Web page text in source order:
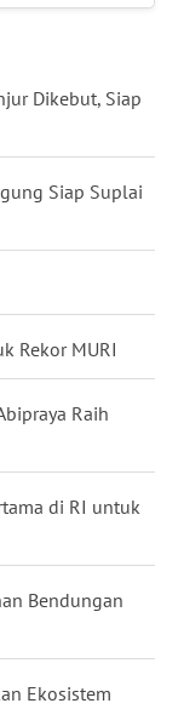
Dikebut, Siap
Siap Suplai
Rekor MURI
Raih
di RI untuk
Bendungan
Ekosistem